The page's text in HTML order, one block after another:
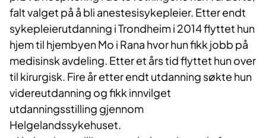
falt valget på å bli anestesisykepleier. Etter endt
sykepleierutdanning i Trondheim i 2014 flyttet hun
hjem til hjembyen Mo i Rana hvor hun fikk jobb på
medisinsk avdeling. Etter et års tid flyttet hun over
til kirurgisk. Fire år etter endt utdanning søkte hun
videreutdanning og fikk innvilget
utdanningsstilling gjennom
Helgelandssykehuset.